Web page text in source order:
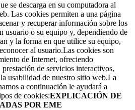
se descarga en su computadora al
Las cookies permiten a una página
y recuperar información sobre los
usuario o su equipo y, dependiendo de
y la forma en que utilice su equipo,
al usuario.Las cookies son
de Internet, ofreciendo
de servicios interactivos,
usabilidad de nuestro sitio web.La
a continuación le ayudará a
de cookies:EXPLICACIÓN DE
POR EME